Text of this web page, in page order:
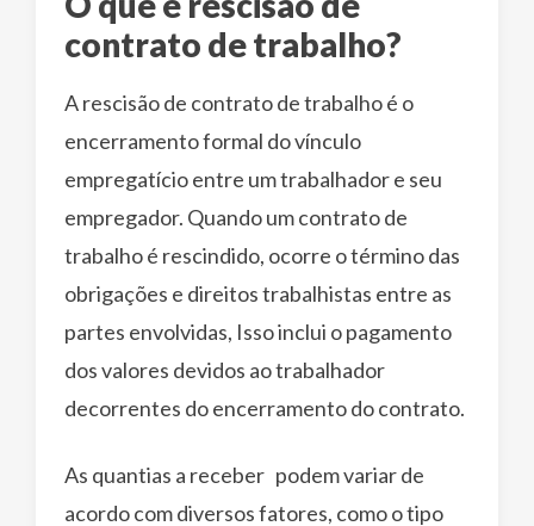
contrato de trabalho?
A rescisão de contrato de trabalho é o
encerramento formal do vínculo
empregatício entre um trabalhador e seu
empregador. Quando um contrato de
trabalho é rescindido, ocorre o término das
obrigações e direitos trabalhistas entre as
partes envolvidas, Isso inclui o pagamento
dos valores devidos ao trabalhador
decorrentes do encerramento do contrato.
As quantias a receber podem variar de
acordo com diversos fatores, como o tipo